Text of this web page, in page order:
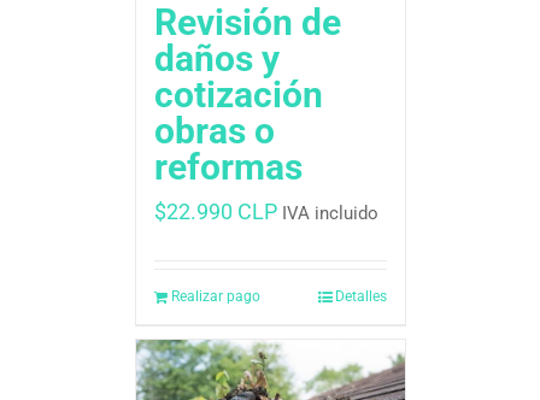
Revisión de
daños y
cotización 
obras o
reformas
$22.990 CLP IVA incluido
Realizar pago Detalles